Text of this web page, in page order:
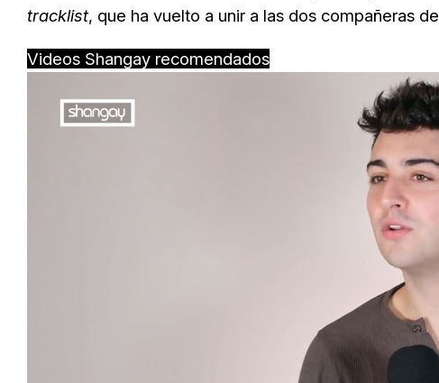
tracklist, que ha vuelto a unir a las dos compañeras de
Videos Shangay recomendados